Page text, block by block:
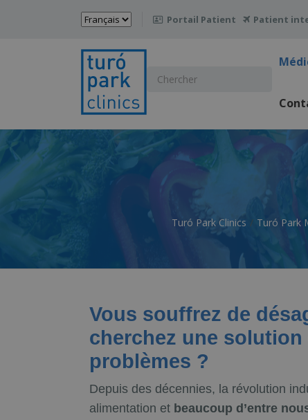
Choisir
 Portail Patient Patient
Chercher
Turó Park Clinics Turó Park
Vous souffrez de
cherchez une
problèmes ?
Depuis des décennies, la révolution
alimentation et beaucoup d’entre